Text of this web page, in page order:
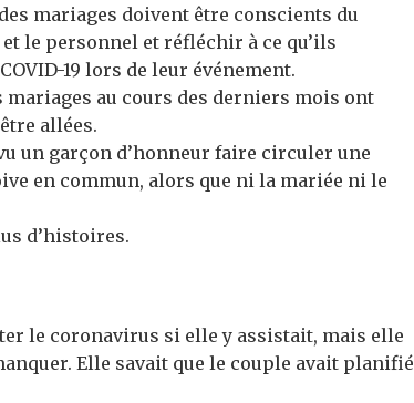
mariages doivent être conscients du
le personnel et réfléchir à ce qu’ils
19 lors de leur événement.
au cours des derniers mois ont
allées.
un garçon d’honneur faire circuler une
en commun, alors que ni la mariée ni le
d’histoires.
le coronavirus si elle y assistait, mais elle
Elle savait que le couple avait planifié